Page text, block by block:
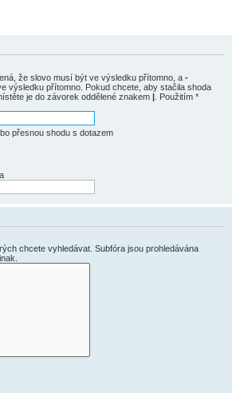
že slovo musí být ve výsledku přítomno, a -
výsledku přítomno. Pokud chcete, aby stačila shoda
je do závorek oddělené znakem | . Použitím *
přesnou shodu s dotazem
chcete vyhledávat. Subfóra jsou prohledávána